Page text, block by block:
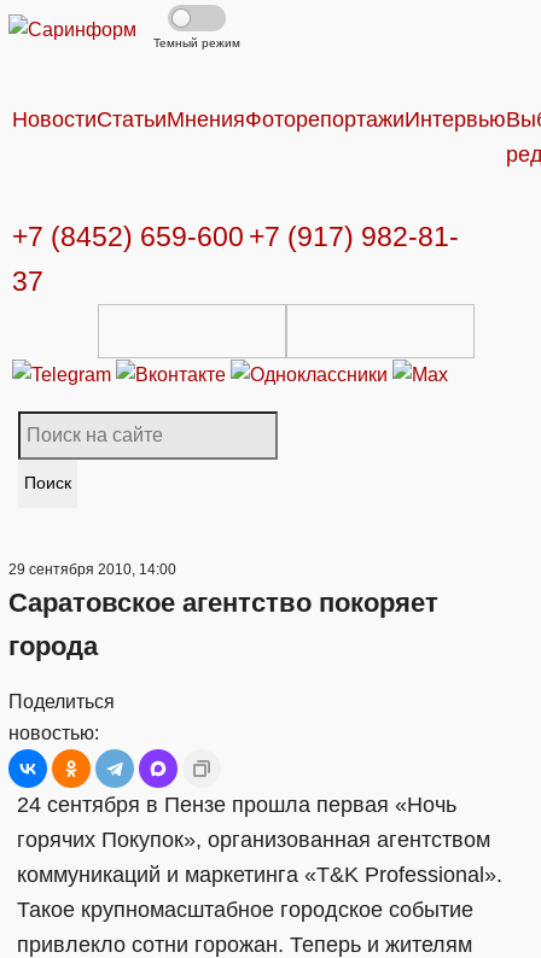
Темный режим
НовостиСтатьиМненияФоторепортажиИнтервью
+7 (8452) 659-600 +7 (917) 982-81-
37
Поиск
29 сентября 2010, 14:00
Саратовское агентство покоряет
города
Поделиться
новостью:
24 сентября в Пензе прошла первая «Ночь
горячих Покупок», организованная агентством
коммуникаций и маркетинга «T&K Professional».
Такое крупномасштабное городское событие
привлекло сотни горожан. Теперь и жителям